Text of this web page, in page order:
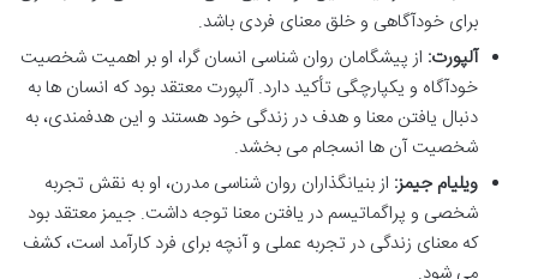
برای خودآگاهی و خلق معنای فردی باشد.
آلپورت: از پیشگامان روان شناسی انسان گرا، او بر اهمیت شخصیت
خودآگاه و یکپارچگی تأکید دارد. آلپورت معتقد بود که انسان ها به
دنبال یافتن معنا و هدف در زندگی خود هستند و این هدفمندی، به
شخصیت آن ها انسجام می بخشد.
ویلیام جیمز: از بنیانگذاران روان شناسی مدرن، او به نقش تجربه
شخصی و پراگماتیسم در یافتن معنا توجه داشت. جیمز معتقد بود
که معنای زندگی در تجربه عملی و آنچه برای فرد کارآمد است، کشف